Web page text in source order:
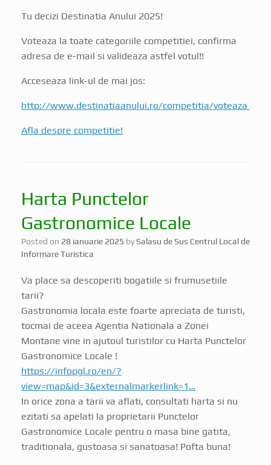
adresa de e-mail si valideaza astfel votul!!
Harta Punctelor
Gastronomice Locale
Posted on28 ianuarie 2025by
Salasu de Sus Centrul Local de
Informare Turistica
tarii?
Gastronomia locala este foarte apreciata de turisti,
tocmai de aceea Agentia Nationala a Zonei
Montane vine in ajutoul turistilor cu Harta Punctelor
Gastronomice Locale !
https://infopgl.ro/en/?
view=map&id=3&externalmarkerlink=1…
In orice zona a tarii va aflati, consultati harta si nu
ezitati sa apelati la proprietarii Punctelor
Gastronomice Locale pentru o masa bine gatita,
traditionala, gustoasa si sanatoasa! Pofta buna!